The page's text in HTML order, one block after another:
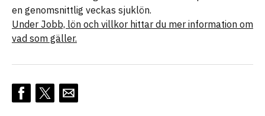
en genomsnittlig veckas sjuklön.
Under Jobb, lön och villkor hittar du mer information om
vad som gäller.